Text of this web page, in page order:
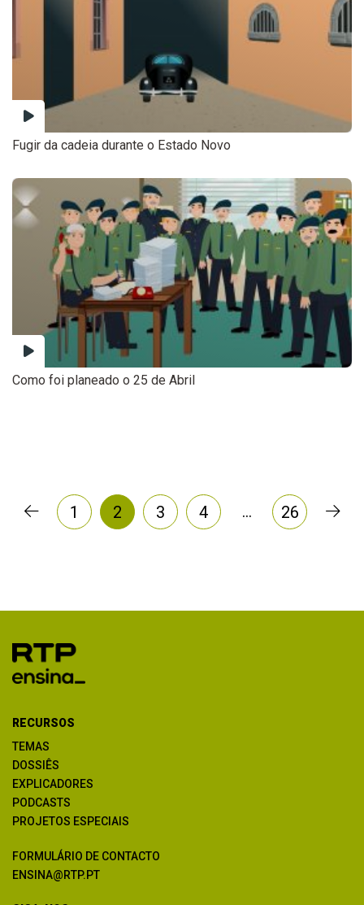
Fugir da cadeia durante o Estado Novo
Como foi planeado o 25 de Abril
1 2 3 4 … 26
RECURSOS
TEMAS
DOSSIÊS
EXPLICADORES
PODCASTS
PROJETOS ESPECIAIS
FORMULÁRIO DE CONTACTO
ENSINA@RTP.PT